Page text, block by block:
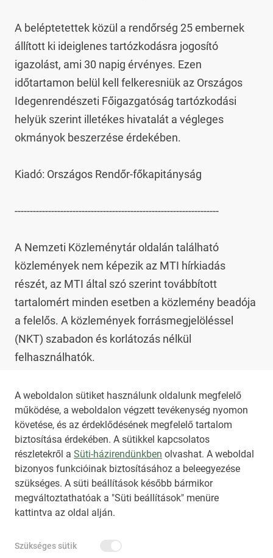
A weboldalon sütiket használunk oldalunk megfelelő
működése, a weboldalon végzett tevékenység nyomon
követése, és az érdeklődésének megfelelő tartalom
biztosítása érdekében. A sütikkel kapcsolatos
részletekről a Süti-házirendünkben olvashat. A weboldal
bizonyos funkcióinak biztosításához a beleegyezése
szükséges. A süti beállítások később bármikor
megváltoztathatóak a "Süti beállítások" menüre
kattintva az oldal alján.
Szükséges sütik
A beléptetettek közül a rendőrség 25 embernek
állított ki ideiglenes tartózkodásra jogosító
igazolást, ami 30 napig érvényes. Ezen
időtartamon belül kell felkeresniük az Országos
Idegenrendészeti Főigazgatóság tartózkodási
helyük szerint illetékes hivatalát a végleges
okmányok beszerzése érdekében.
Kiadó: Országos Rendőr-főkapitányság
-------------------------------------------------------------------
A Nemzeti Közleménytár oldalán található
közlemények nem képezik az MTI hírkiadás
részét, az MTI által szó szerint továbbított
tartalomért minden esetben a közlemény beadója
a felelős. A közlemények forrásmegjelöléssel
(NKT) szabadon és korlátozás nélkül
felhasználhatók.
Az NKT szolgáltatással kapcsolatban további
információt az nkt@dunamsz.hu elektronikus
levelező címen kaphat.
HIRADO.HU MEDIAKLIKK.HU
M4SPORT.HU NEMZETISPORT.HU
NEMZETI KÖZLEMÉNYTÁR MEGRENDELÉS